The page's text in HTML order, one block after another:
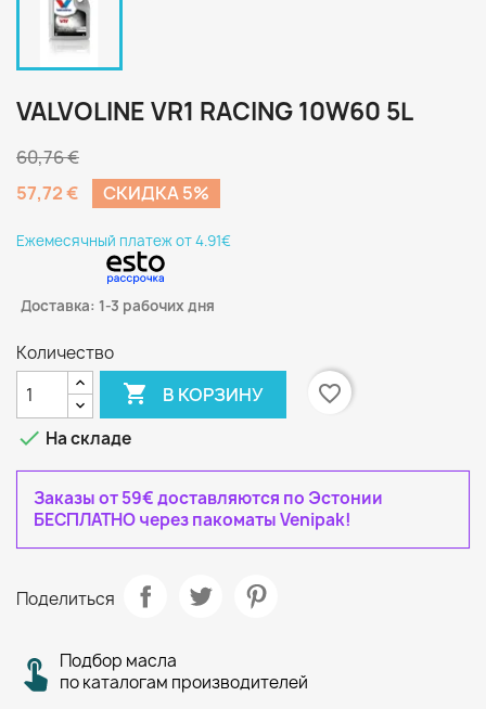
VALVOLINE VR1 RACING 10W60 5L
60,76 €
57,72 €
CКИДКА 5%
Eжемесячный платеж от 4.91€
Доставка: 1-3 рабочих дня
Количество
 В КОРЗИНУ
favorite_border
 На складе
Заказы от 59€ доставляются по Эстонии
БЕСПЛАТНО через пакоматы Venipak!
Поделиться
Подбор масла
по каталогам производителей